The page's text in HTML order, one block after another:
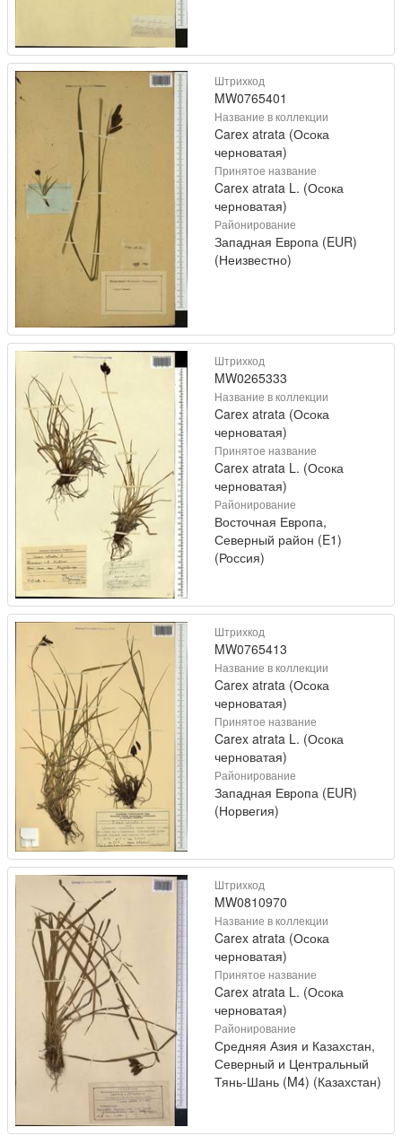
Штрихкод
MW0765401
Название в коллекции
Carex atrata (Осока
черноватая)
Принятое название
Carex atrata L. (Осока
черноватая)
Районирование
Западная Европа (EUR)
(Неизвестно)
Штрихкод
MW0265333
Название в коллекции
Carex atrata (Осока
черноватая)
Принятое название
Carex atrata L. (Осока
черноватая)
Районирование
Восточная Европа,
Северный район (E1)
(Россия)
Штрихкод
MW0765413
Название в коллекции
Carex atrata (Осока
черноватая)
Принятое название
Carex atrata L. (Осока
черноватая)
Районирование
Западная Европа (EUR)
(Норвегия)
Штрихкод
MW0810970
Название в коллекции
Carex atrata (Осока
черноватая)
Принятое название
Carex atrata L. (Осока
черноватая)
Районирование
Средняя Азия и Казахстан,
Северный и Центральный
Тянь-Шань (M4) (Казахстан)